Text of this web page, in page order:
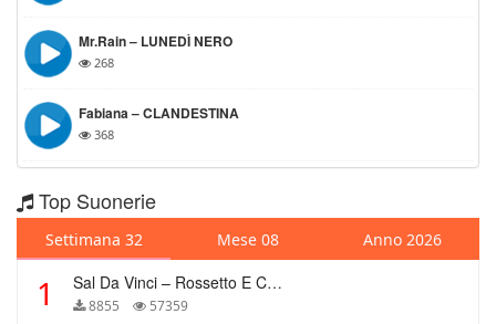
Mr.Rain – LUNEDÌ NERO
268
Fabiana – CLANDESTINA
368
Top Suonerie
Settimana 32 Mese 08 Anno 2026
1 Sal Da Vinci – Rossetto E Caffè
8855 57359